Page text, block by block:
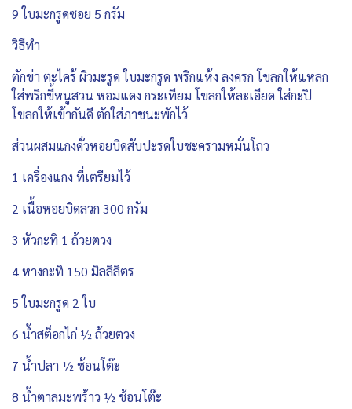
9 ใบมะกรูดซอย 5 กรัม
วิธีทำ
ตักข่า ตะไคร้ ผิวมะรูด ใบมะกรูด พริกแห้ง ลงครก โขลกให้แหลก
ใส่พริกขี้หนูสวน หอมแดง กระเทียม โขลกให้ละเอียด ใส่กะปิ
โขลกให้เข้ากันดี ตักใส่ภาชนะพักไว้
ส่วนผสมแกงคั่วหอยบิดสับปะรดใบชะครามหมั่นโถว
1 เครื่องแกง ที่เตรียมไว้
2 เนื้อหอยบิดลวก 300 กรัม
3 หัวกะทิ 1 ถ้วยตวง
4 หางกะทิ 150 มิลลิลิตร
5 ใบมะกรูด 2 ใบ
6 น้ำสต็อกไก่ ½ ถ้วยตวง
7 น้ำปลา ½ ช้อนโต๊ะ
8 น้ำตาลมะพร้าว ½ ช้อนโต๊ะ